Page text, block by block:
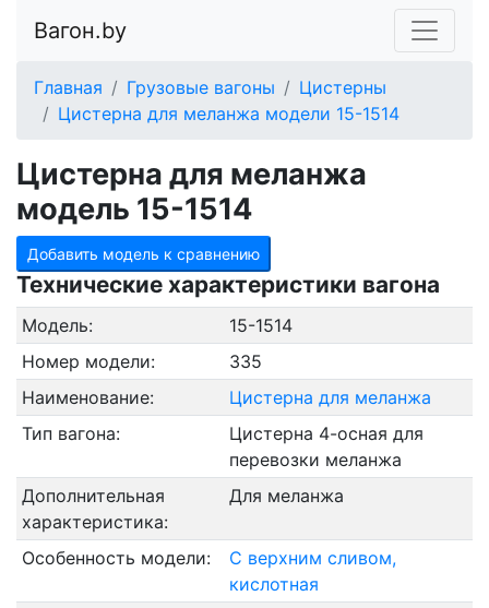
Вагон.by
Главная Грузовые вагоны
Цистерны
Цистерна для меланжа модели 15-1514
Цистерна для меланжа
модель 15-1514
Добавить модель к сравнению
Технические характеристики вагона
Модель:
15-1514
Номер модели:
335
Наименование:
Цистерна для меланжа
Тип вагона:
Цистерна 4-осная для
перевозки меланжа
Дополнительная
характеристика:
Для меланжа
Особенность модели:
С верхним сливом,
кислотная